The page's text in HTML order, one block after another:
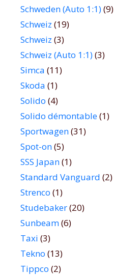
Schweden (Auto 1:1)(9)
Schweiz (19)
Schweiz (3)
Schweiz (Auto 1:1)(3)
Simca (11)
Skoda (1)
Solido (4)
Solido démontable(1)
Sportwagen(31)
Spot-on(5)
SSS Japan(1)
Standard Vanguard (2)
Strenco (1)
Studebaker(20)
Sunbeam(6)
Taxi (3)
Tekno (13)
Tippco (2)